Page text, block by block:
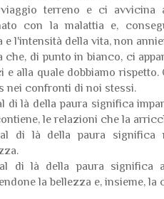
terreno e ci
con la malattia e,
e l'intensità della vita, non
che, di punto in bianco, ci
e alla quale dobbiamo
nei confronti di noi stessi.
di là della paura significa
le relazioni che la
di là della paura significa
di là della paura significa
la bellezza e, insieme, la